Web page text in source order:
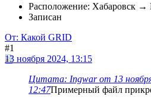
Расположение: Хабаровск
Записан
От: Какой GRID
#1
13 ноября 2024, 13:15
Цитата: Ingwar от 13
12:47Примерный файл